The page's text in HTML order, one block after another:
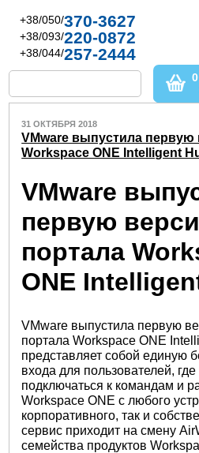
+38/050/370-3627
+38/093/220-0872
+38/044/257-2444
31 ОКТЯБРЯ 2018
VMware выпустила
Workspace ONE Intelligent
VMware
первую
портала
ONE
VMware выпустила первую
портала Workspace ONE
представляет собой единую
входа для пользователей,
подключаться к командам и
Workspace ONE с любого
корпоративного, так и
сервис приходит на смену
семейства продуктов